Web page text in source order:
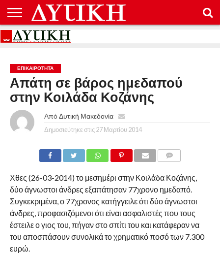
ΑΡΧΙΚΉ
ΕΠΙΚΟΙΝΩΝΊΑ
ΌΡΟΙ
ΠΡΟΣΤΑΣΊΑ
ΕΠΙΚΑΙΡΟΤΗΤΑ
Απάτη σε βάρος ημεδαπού
στην Κοιλάδα Κοζάνης
Από Δυτική Μακεδονία
Δημοσιεύτηκε στις 27 Μαρτίου 2014
Χθες (26-03-2014) το μεσημέρι στην Κοιλάδα Κοζάνης,
δύο άγνωστοι άνδρες εξαπάτησαν 77χρονο ημεδαπό.
Συγκεκριμένα, ο 77χρονος κατήγγειλε ότι δύο άγνωστοι
άνδρες, προφασιζόμενοι ότι είναι ασφαλιστές που τους
έστειλε ο γιος του, πήγαν στο σπίτι του και κατάφεραν να
του αποσπάσουν συνολικά το χρηματικό ποσό των 7.300
ευρώ.